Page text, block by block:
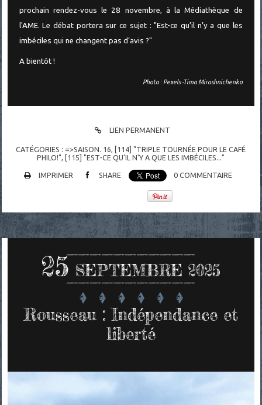
prochain rendez-vous le 28 novembre, à la Médiathèque de
l'AME. Le débat portera sur ce sujet : "Est-ce qu’il n’y a que les
imbéciles qui ne changent pas d’avis ?"
A bientôt !
Photo : Pexels -Tima Miroshnichenko
LIEN PERMANENT
CATÉGORIES : =>SAISON. 16, [114] "TRIPLE TOURNÉE POUR LE CAFÉ
PHILO!", [115] "EST-CE QU'IL N'Y A QUE LES IMBÉCILES..."
IMPRIMER SHARE 0 COMMENTAIRE
25 SEPTEMBRE 2025
Rousseau : Indépendance et
liberté